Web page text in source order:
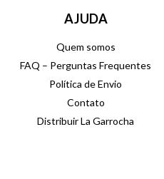
AJUDA
Quem somos
FAQ – Perguntas Frequentes
Política de Envio
Contato
Distribuir La Garrocha